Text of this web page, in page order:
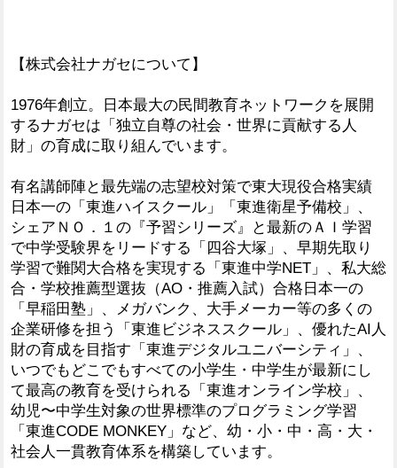
【株式会社ナガセについて】
1976年創立。日本最大の民間教育ネットワークを展開
するナガセは「独立自尊の社会・世界に貢献する人
財」の育成に取り組んでいます。
有名講師陣と最先端の志望校対策で東大現役合格実績
日本一の「東進ハイスクール」「東進衛星予備校」、
シェアＮＯ．１の『予習シリーズ』と最新のＡＩ学習
で中学受験界をリードする「四谷大塚」、早期先取り
学習で難関大合格を実現する「東進中学NET」、私大総
合・学校推薦型選抜（AO・推薦入試）合格日本一の
「早稲田塾」、メガバンク、大手メーカー等の多くの
企業研修を担う「東進ビジネススクール」、優れたAI人
財の育成を目指す「東進デジタルユニバーシティ」、
いつでもどこでもすべての小学生・中学生が最新にし
て最高の教育を受けられる「東進オンライン学校」、
幼児〜中学生対象の世界標準のプログラミング学習
「東進CODE MONKEY」など、幼・小・中・高・大・
社会人一貫教育体系を構築しています。